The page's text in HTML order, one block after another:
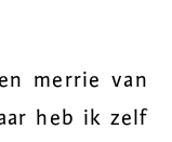
merrie van
heb ik zelf